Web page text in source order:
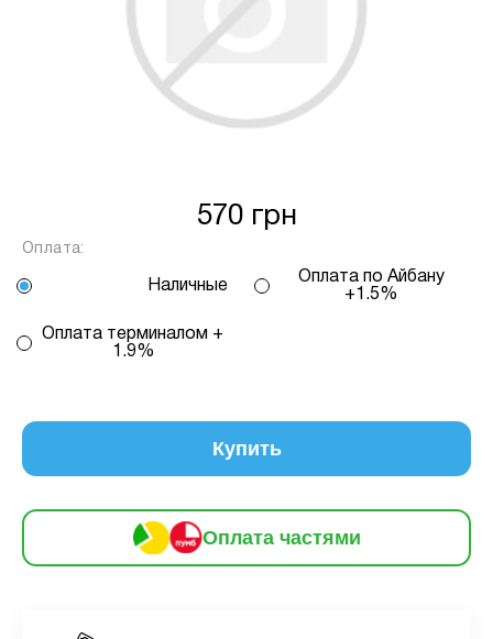
570 грн
Оплата:
Наличные
Оплата по Айбану
+1.5%
Оплата терминалом +
1.9%
Купить
Оплата частями
від кількості обраних вами платежів, від 2
до 25, та вираховується за допомогою
калькулятору або за консультацією нашого
МИТТЄВА РОЗСТРОЧКА чи ОПЛАТА
Якщо сума доступного ліміту в застосунку менша
можливість доплатити різницю безпосередньо в
частинами
3
9
12
206 грн
придбати товар в розстрочку.